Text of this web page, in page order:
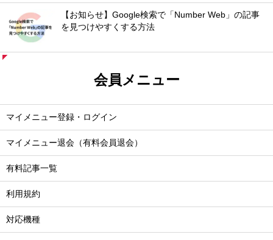
【お知らせ】Google検索で「Number Web」の記事
を見つけやすくする方法
会員メニュー
マイメニュー登録・ログイン
マイメニュー退会（有料会員退会）
有料記事一覧
利用規約
対応機種